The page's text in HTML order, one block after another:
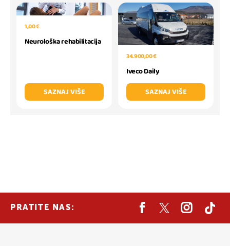
1,00 €
Neurološka rehabilitacija
SAZNAJ VIŠE
34.900,00 €
Iveco Daily
SAZNAJ VIŠE
PRATITE NAS: